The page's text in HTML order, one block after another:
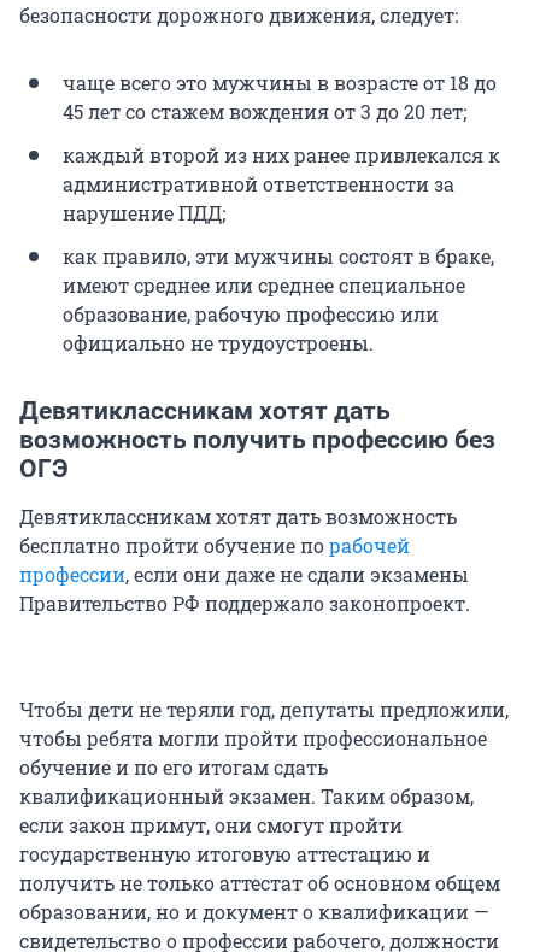
безопасности дорожного движения, следует:
чаще всего это мужчины в возрасте от 18 до
45 лет со стажем вождения от 3 до 20 лет;
каждый второй из них ранее привлекался к
административной ответственности за
нарушение ПДД;
как правило, эти мужчины состоят в браке,
имеют среднее или среднее специальное
образование, рабочую профессию или
официально не трудоустроены.
Девятиклассникам хотят дать
возможность получить профессию без
ОГЭ
Девятиклассникам хотят дать возможность
бесплатно пройти обучение порабочей
профессии, если они даже не сдали экзамены
Правительство РФ поддержало законопроект.
Чтобы дети не теряли год, депутаты предложили,
чтобы ребята могли пройти профессиональное
обучение и по его итогам сдать
квалификационный экзамен. Таким образом,
если закон примут, они смогут пройти
государственную итоговую аттестацию и
получить не только аттестат об основном общем
образовании, но и документ о квалификации —
свидетельство о профессии рабочего, должности